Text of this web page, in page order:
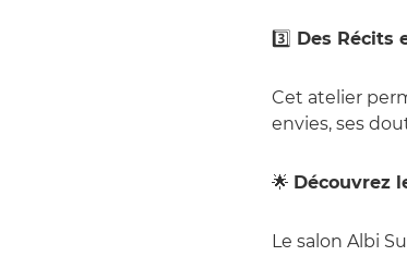
3️⃣ Des Récits
Cet atelier
envies, ses
🌟 Découvrez
Le salon Albi